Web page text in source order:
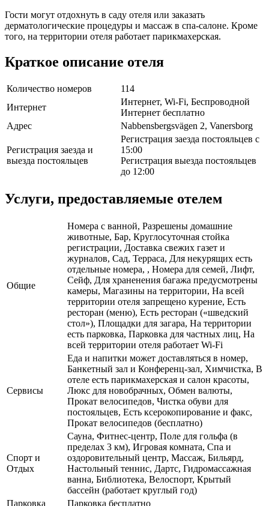
Гости могут отдохнуть в саду отеля или заказать
дерматологические процедуры и массаж в спа-салоне. Кроме
того, на территории отеля работает парикмахерская.
Краткое описание отеля
Количество номеров
114
Интернет
Интернет, Wi-Fi, Беспроводной
Интернет бесплатно
Адрес
Nabbensbergsvägen 2, Vanersborg
Регистрация заезда и
выезда постояльцев
Регистрация заезда постояльцев с
15:00
Регистрация выезда постояльцев
до 12:00
Услуги, предоставляемые отелем
Общие
Номера с ванной, Разрешены домашние
животные, Бар, Круглосуточная стойка
регистрации, Доставка свежих газет и
журналов, Сад, Терраса, Для некурящих есть
отдельные номера, , Номера для семей, Лифт,
Сейф, Для храненения багажа предусмотрены
камеры, Магазины на территории, На всей
территории отеля запрещено курение, Есть
ресторан (меню), Есть ресторан («шведский
стол»), Площадки для загара, На территории
есть парковка, Парковка для частных лиц, На
всей территории отеля работает Wi-Fi
Сервисы
Еда и напитки может доставляться в номер,
Банкетный зал и Конференц-зал, Химчистка, В
отеле есть парикмахерская и салон красоты,
Люкс для новобрачных, Обмен валюты,
Прокат велосипедов, Чистка обуви для
постояльцев, Есть ксерокопирование и факс,
Прокат велосипедов (бесплатно)
Спорт и
Отдых
Сауна, Фитнес-центр, Поле для гольфа (в
пределах 3 км), Игровая комната, Спа и
оздоровительный центр, Массаж, Бильярд,
Настольный теннис, Дартс, Гидромассажная
ванна, Библиотека, Велоспорт, Крытый
бассейн (работает круглый год)
Парковка
Парковка бесплатно